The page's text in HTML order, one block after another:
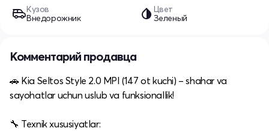
Кузов
Внедорожник
Цвет
Зеленый
Комментарий продавца
🚗 Kia Seltos Style 2.0 MPI (147 ot kuchi) – shahar va
sayohatlar uchun uslub va funksionallik!
🔧 Texnik xususiyatlar: